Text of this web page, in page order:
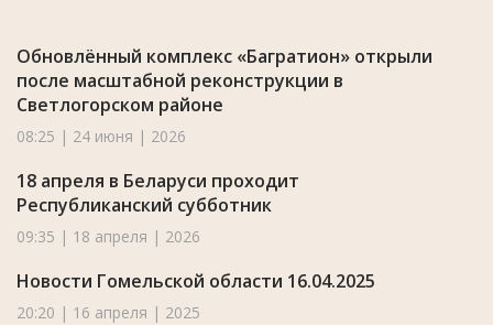
Обновлённый комплекс «Багратион» открыли
после масштабной реконструкции в
Светлогорском районе
08:25 | 24 июня | 2026
18 апреля в Беларуси проходит
Республиканский субботник
09:35 | 18 апреля | 2026
Новости Гомельской области 16.04.2025
20:20 | 16 апреля | 2025